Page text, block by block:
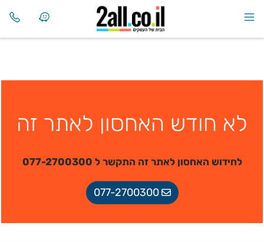
לא חודש האחסון לאתר זה
לחידוש האחסון לאתר זה התקשר ל 077-2700300
077-2700300